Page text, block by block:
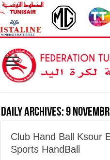
Daily Archives:9
Club Hand Ball Ksour
Sports HandBall